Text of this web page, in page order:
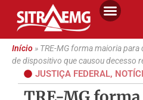
Início» TRE-MG forma maioria
de dispositivo que causou decesso
JUSTIÇA FEDERAL,